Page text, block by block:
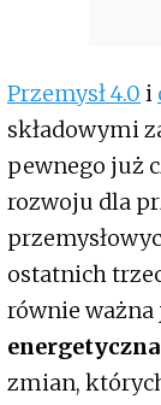
Przemysł 4.0 i
składowymi
pewnego już
rozwoju dla
ostatnich
równie ważna
energetyczna
zmian,